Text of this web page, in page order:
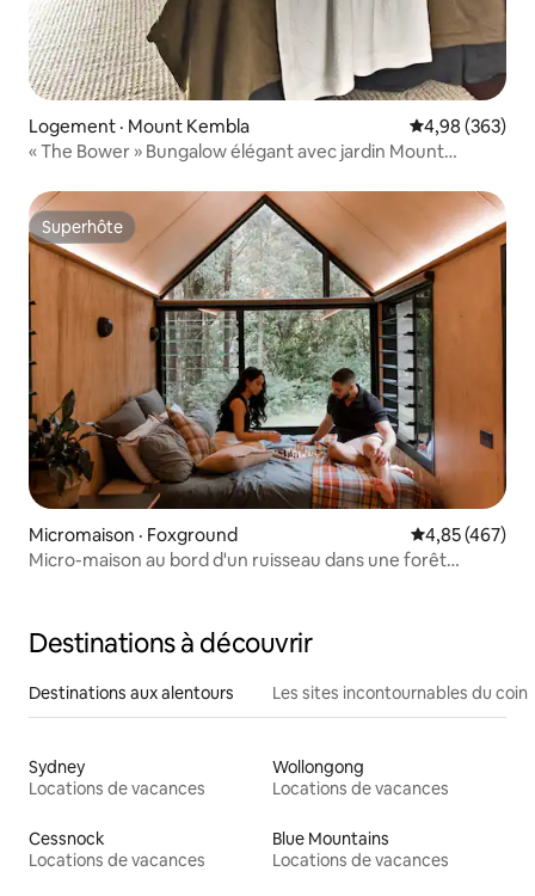
Logement · Mount Kembla Note
4,98 (363)
« The Bower » Bungalow élégant avec jardin Mount
Superhôte
Superhôte
Micromaison · Foxground Note
4,85 (467)
Micro-maison au bord d'un ruisseau dans une forêt
Destinations à découvrir
Destinations aux alentours Les sites incontournables du coin
Sydney
Locations de vacances
Wollongong
Locations de vacances
Cessnock
Locations de vacances
Blue Mountains
Locations de vacances